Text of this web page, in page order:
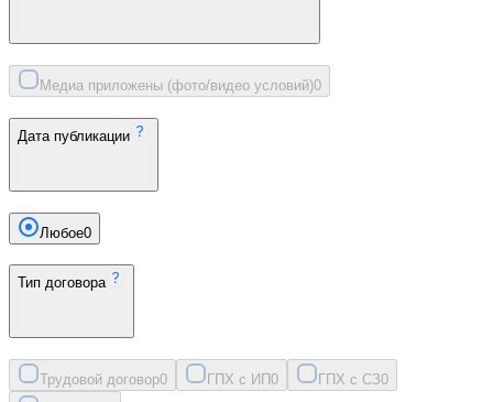
Медиа приложены (фото/видео условий)0
Дата публикации
Любое0
Тип договора
Трудовой договор0 ГПХ с ИП0 ГПХ с СЗ0